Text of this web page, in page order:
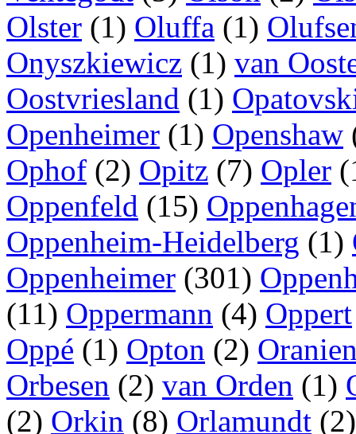
Olster (1) Oluffa (1)
Onyszkiewicz (1) van
Oostvriesland (1)
Openheimer (1) Openshaw
Ophof (2) Opitz (7) Opler
Oppenfeld (15)
Oppenheim-Heidelberg (1)
Oppenheimer (301)
(11) Oppermann (4) Oppert
Oppé (1) Opton (2)
Orbesen (2) van Orden (1)
(2) Orkin (8) Orlamundt